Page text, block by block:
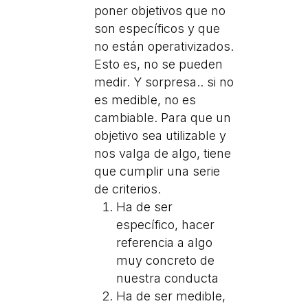
poner objetivos que no
son específicos y que
no están operativizados.
Esto es, no se pueden
medir. Y sorpresa.. si no
es medible, no es
cambiable. Para que un
objetivo sea utilizable y
nos valga de algo, tiene
que cumplir una serie
de criterios.
Ha de ser
específico, hacer
referencia a algo
muy concreto de
nuestra conducta
Ha de ser medible,